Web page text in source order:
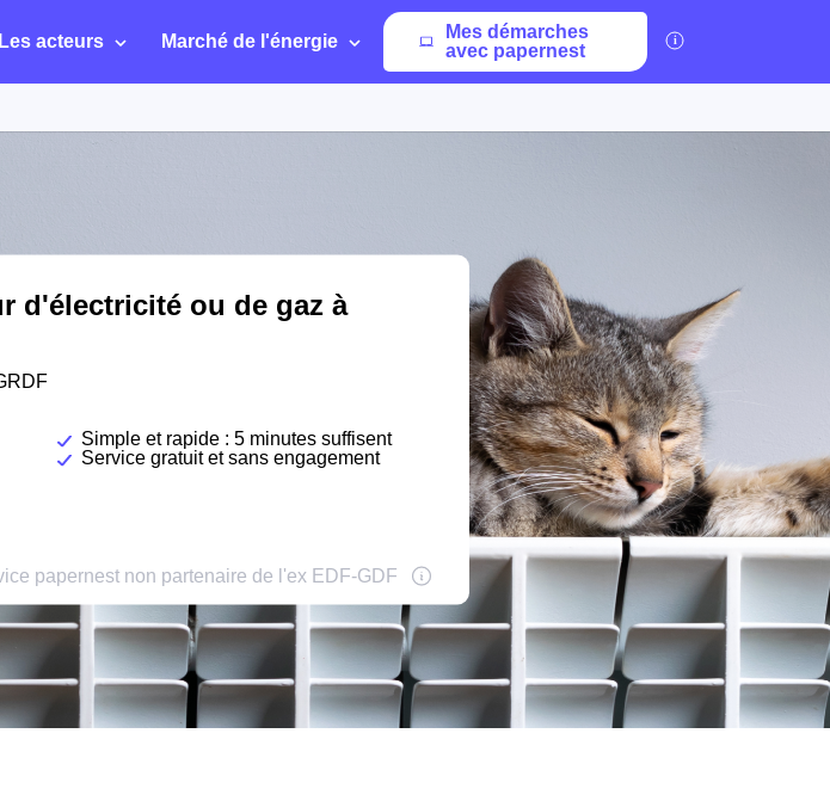
Les acteurs Marché de l'énergie
Mes démarches
avec papernest